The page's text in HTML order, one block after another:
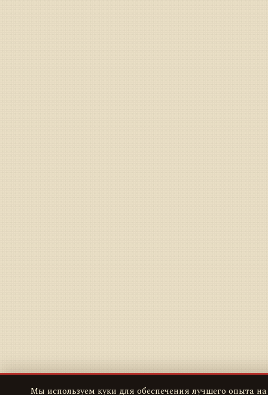
Мы используем куки для обеспечения лучшего опыта